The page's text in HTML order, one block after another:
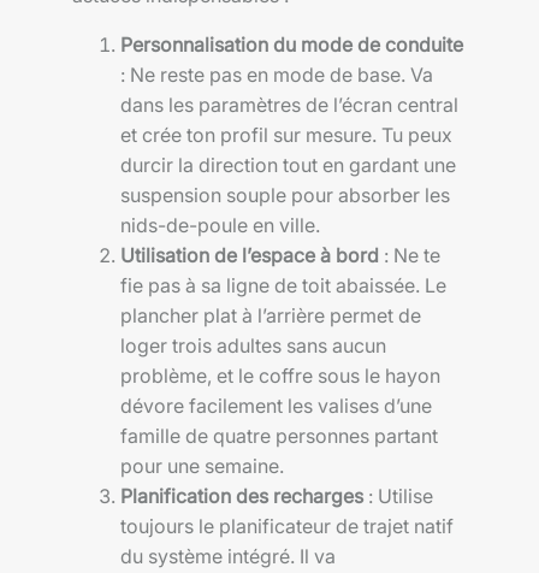
Personnalisation du mode de conduite
: Ne reste pas en mode de base. Va
dans les paramètres de l’écran central
et crée ton profil sur mesure. Tu peux
durcir la direction tout en gardant une
suspension souple pour absorber les
nids-de-poule en ville.
Utilisation de l’espace à bord : Ne te
fie pas à sa ligne de toit abaissée. Le
plancher plat à l’arrière permet de
loger trois adultes sans aucun
problème, et le coffre sous le hayon
dévore facilement les valises d’une
famille de quatre personnes partant
pour une semaine.
Planification des recharges : Utilise
toujours le planificateur de trajet natif
du système intégré. Il va